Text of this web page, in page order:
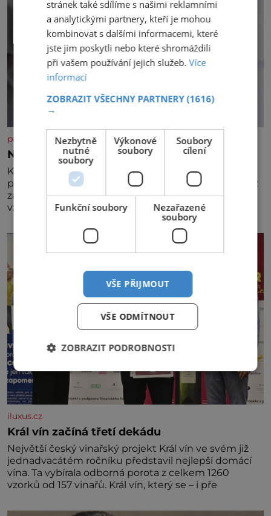
panidomu.cz
Nedovolte mozku stárnout
Každý, komu je přes 25 let, by měl pravidelně
procvičovat mozkové závity. V tomto období se totiž
začíná zhoršovat paměť. Možná máte problém
vzpomenout si na jméno kolegy z práce. Nebo
marně v paměti lovíte název knížky, kterou jste
nedávno přečetli. Je to opravdu tak, s věkem jako
kdyby se paměť rozhodla stávkovat. Cvičte
iluxus.cz
Král vín začíná třetí dekádu
Největší český vinařský projekt Král vín ve svém již
jednadvacátém ročníku představil nejlepší domácí
vína. Ta vybírala odborná porota z celkem 1260
vzorků od 157 vinařů. Král vín, který se – i pře
stránek také sdílíme s našimi reklamními
a analytickými partnery, kteří je mohou
kombinovat s dalšími informacemi, které
jste jim poskytli nebo které shromáždili
při vašem používání jejich služeb.Více
informací
ZOBRAZIT VŠECHNY PARTNERY(1616)
→
Nezbytně
nutné
soubory
Výkonové
soubory
Soubory
cílení
Funkční soubory
Nezařazené
soubory
VŠE PŘIJMOUT
VŠE ODMÍTNOUT
ZOBRAZIT PODROBNOSTI